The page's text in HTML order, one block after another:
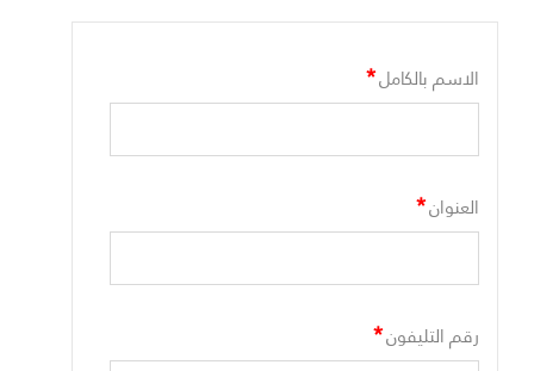
الاسم بالكامل*
العنوان*
رقم التليفون*